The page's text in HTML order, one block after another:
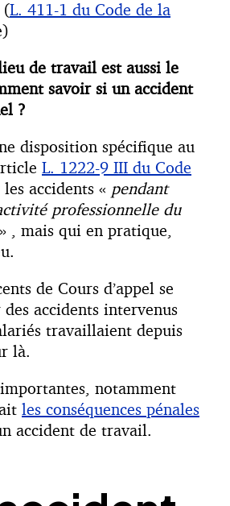
(L. 411-1 du Code de la
de travail est aussi le
savoir si un accident
?
disposition spécifique au
L. 1222-9 III du Code
accidents « pendant
professionnelle du
, mais qui en pratique,
de Cours d’appel se
accidents intervenus
travaillaient depuis
là.
notamment
les conséquences pénales
accident de travail.